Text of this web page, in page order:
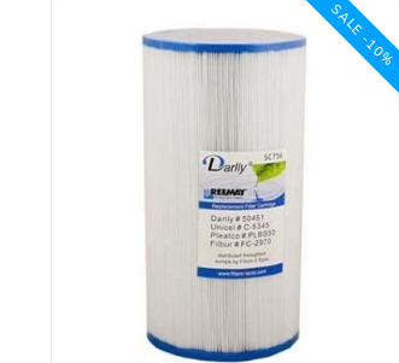
SALE -10%